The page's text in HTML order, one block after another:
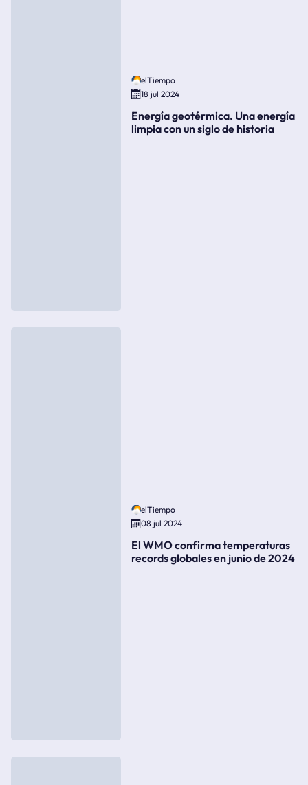
elTiempo
18 jul 2024
Energía geotérmica. Una energía
limpia con un siglo de historia
elTiempo
08 jul 2024
El WMO confirma temperaturas
records globales en junio de 2024